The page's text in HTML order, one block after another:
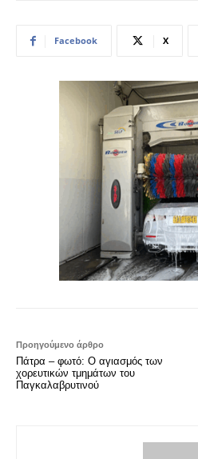
Facebook X
Προηγούμενο άρθρο
Πάτρα – φωτό: Ο αγιασμός των
χορευτικών τμημάτων του
Παγκαλαβρυτινού